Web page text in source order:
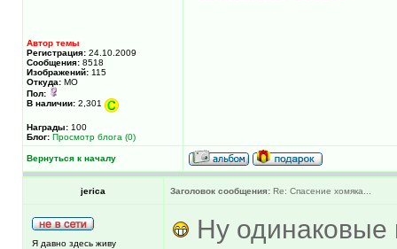
Автор темы
Регистрация: 24.10.2009
Сообщения: 8518
Изображений: 115
Откуда: МО
Пол:
В наличии: 2,301
Награды: 100
Блог: Просмотр блога (0)
Вернуться к началу
jerica Заголовок сообщения: Re: Спасение хомяка...
Я давно здесь живу Ну